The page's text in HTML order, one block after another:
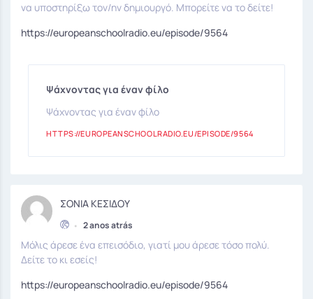
να υποστηρίξω τον/ην δημιουργό. Μπορείτε να το δείτε!
https://europeanschoolradio.eu/episode/9564
Ψάχνοντας για έναν φίλο
Ψάχνοντας για έναν φίλο
HTTPS://EUROPEANSCHOOLRADIO.EU/EPISODE/9564
ΣΟΝΙΑ ΚΕΣΙΔΟΥ
• 2 anos atrás
Μόλις άρεσε ένα επεισόδιο, γιατί μου άρεσε τόσο πολύ.
Δείτε το κι εσείς!
https://europeanschoolradio.eu/episode/9564